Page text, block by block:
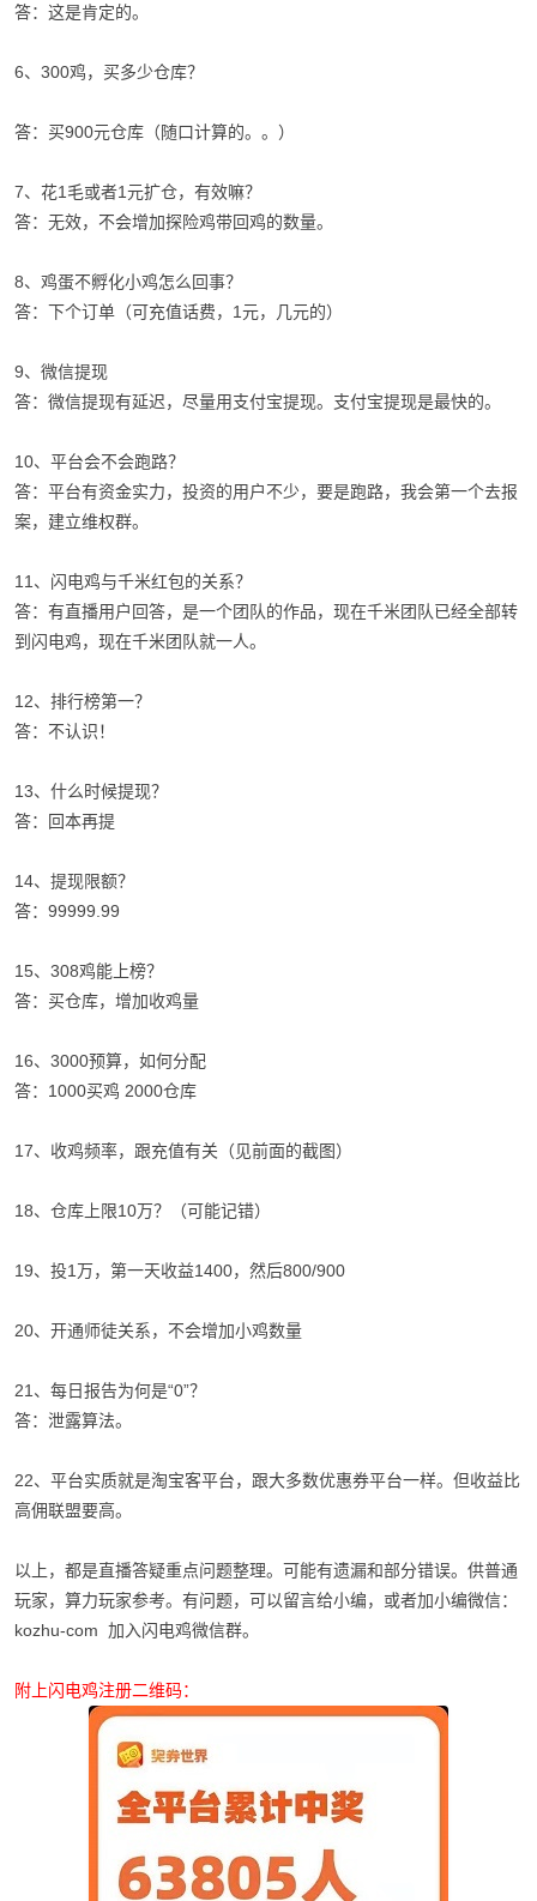
答：这是肯定的。
6、300鸡，买多少仓库？
答：买900元仓库（随口计算的。。）
7、花1毛或者1元扩仓，有效嘛？
答：无效，不会增加探险鸡带回鸡的数量。
8、鸡蛋不孵化小鸡怎么回事？
答：下个订单（可充值话费，1元，几元的）
9、微信提现
答：微信提现有延迟，尽量用支付宝提现。支付宝提现是最快的。
10、平台会不会跑路？
答：平台有资金实力，投资的用户不少，要是跑路，我会第一个去报
案，建立维权群。
11、闪电鸡与千米红包的关系？
答：有直播用户回答，是一个团队的作品，现在千米团队已经全部转
到闪电鸡，现在千米团队就一人。
12、排行榜第一？
答：不认识！
13、什么时候提现？
答：回本再提
14、提现限额？
答：99999.99
15、308鸡能上榜？
答：买仓库，增加收鸡量
16、3000预算，如何分配
答：1000买鸡 2000仓库
17、收鸡频率，跟充值有关（见前面的截图）
18、仓库上限10万？（可能记错）
19、投1万，第一天收益1400，然后800/900
20、开通师徒关系，不会增加小鸡数量
21、每日报告为何是“0”？
答：泄露算法。
22、平台实质就是淘宝客平台，跟大多数优惠券平台一样。但收益比
高佣联盟要高。
以上，都是直播答疑重点问题整理。可能有遗漏和部分错误。供普通
玩家，算力玩家参考。有问题，可以留言给小编，或者加小编微信：
kozhu-com 加入闪电鸡微信群。
附上闪电鸡注册二维码：